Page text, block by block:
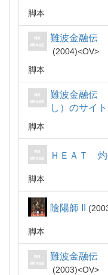
脚本
難波金融伝
2004
OV
脚本
難波金融伝
し）のサイト
脚本
ＨＥＡＴ
脚本
陰陽師 II
脚本
難波金融伝
2003
OV